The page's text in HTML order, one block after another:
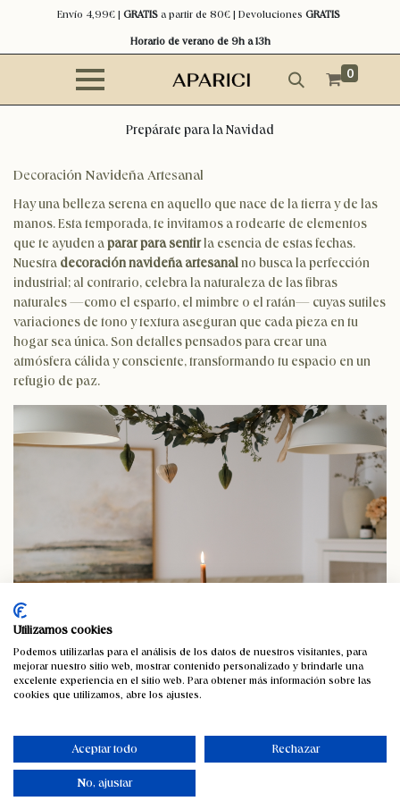
Envío 4,99€ | GRATISa partir de 80€ | Devoluciones GRATIS
Horario de verano de 9h a 13h
0
Prepárate para la Navidad
Decoración Navideña Artesanal
Hay una belleza serena en aquello que nace de la tierra y de las
manos. Esta temporada, te invitamos a rodearte de elementos
que te ayuden aparar para sentirla esencia de estas fechas.
Nuestra decoración navideña artesanalno busca la perfección
industrial; al contrario, celebra la naturaleza de las fibras
naturales —como el esparto, el mimbre o el ratán— cuyas sutiles
variaciones de tono y textura aseguran que cada pieza en tu
hogar sea única. Son detalles pensados para crear una
atmósfera cálida y consciente, transformando tu espacio en un
refugio de paz.
Utilizamos cookies
Podemos utilizarlas para el análisis de los datos de nuestros visitantes, para
mejorar nuestro sitio web, mostrar contenido personalizado y brindarle una
excelente experiencia en el sitio web. Para obtener más información sobre las
cookies que utilizamos, abre los ajustes.
Aceptar todo Rechazar
No, ajustar